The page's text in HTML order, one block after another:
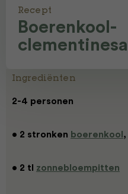
Recept
Boerenkool-
Ingrediënten
2-4 personen
• 2 stronken boerenkool
• 2 tl zonnebloempitten